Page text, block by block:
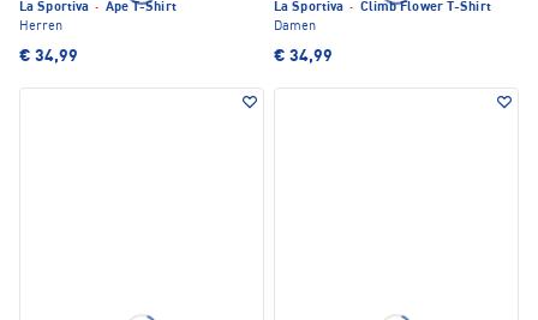
La Sportiva · Ape T-Shirt
Herren
€ 34,99
La Sportiva · Climb Flower T-Shirt
Damen
€ 34,99